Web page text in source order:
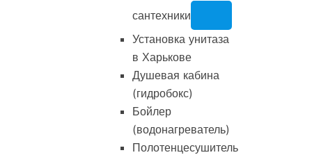
сантехники
Установка унитаза
в Харькове
Душевая кабина
(гидробокс)
Бойлер
(водонагреватель)
Полотенцесушитель